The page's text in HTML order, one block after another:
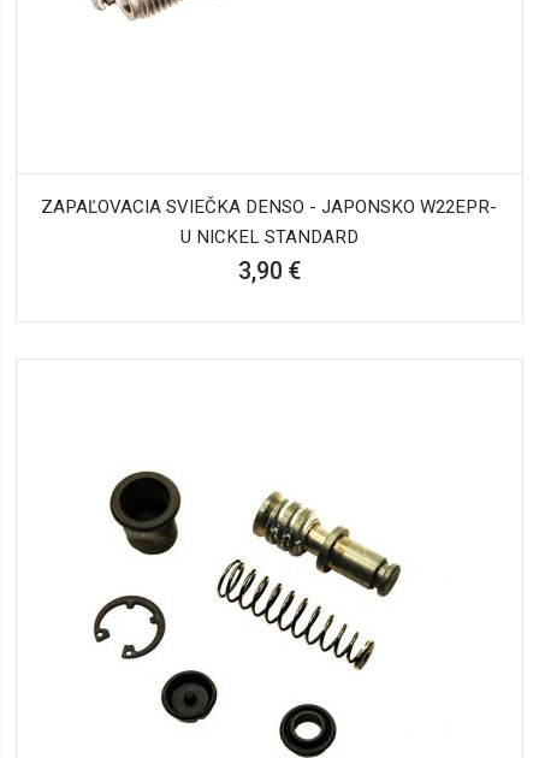
ZAPAĽOVACIA SVIEČKA DENSO - JAPONSKO W22EPR-
U NICKEL STANDARD
3,90 €